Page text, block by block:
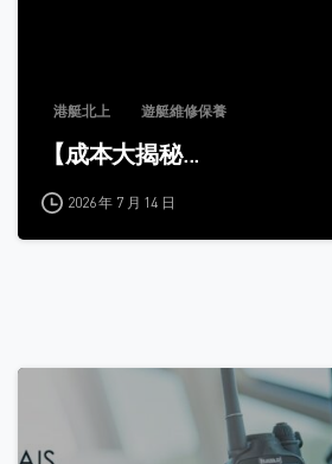
港艇北上 遊艇維修保養
【成本大揭秘...
2026 年 7 月 14 日